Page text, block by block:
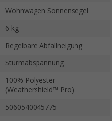
Wohnwagen Sonnensegel
6 kg
Regelbare Abfallneigung
Sturmabspannung
100% Polyester
(Weathershield™ Pro)
5060540045775